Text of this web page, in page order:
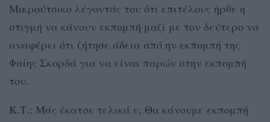
Μικρούτσικο λέγοντάς του ότι επιτέλους ήρθε η
στιγμή να κάνουν εκπομπή μαζί με τον δεύτερο να
αναφέρει ότι ζήτησε άδεια από ην εκπομπή της
Φαίης Σκορδά για να είναι παρών στην εκπομπή
του.
Κ.Τ.: Μάς έκατσε τελικά ε; Θα κάνουμε εκπομπή